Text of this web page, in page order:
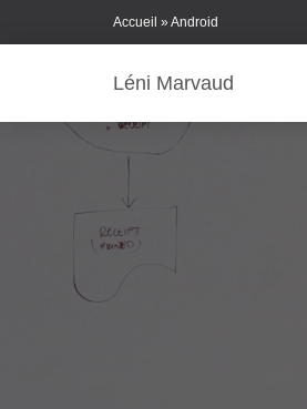
Accueil » Android
Léni Marvaud